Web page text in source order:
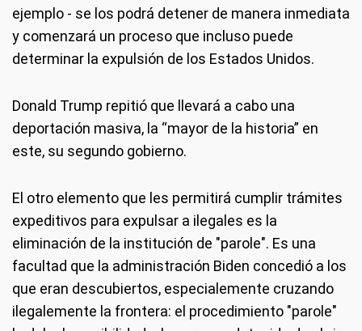
ejemplo - se los podrá detener de manera inmediata
y comenzará un proceso que incluso puede
determinar la expulsión de los Estados Unidos.
Donald Trump repitió que llevará a cabo una
deportación masiva, la “mayor de la historia” en
este, su segundo gobierno.
El otro elemento que les permitirá cumplir trámites
expeditivos para expulsar a ilegales es la
eliminación de la institución de "parole". Es una
facultad que la administración Biden concedió a los
que eran descubiertos, especialemente cruzando
ilegalemente la frontera: el procedimiento "parole"